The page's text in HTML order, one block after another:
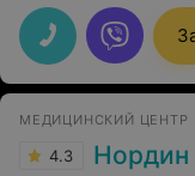
душевного баланса,
любви , добра ,
МЕДИЦИНСКИЙ ЦЕНТР
4.3 Нордин